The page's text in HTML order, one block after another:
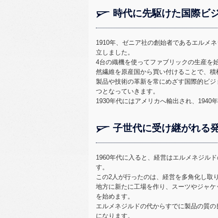
時代に先駆けた国際ビ
1910年、ゼニア社の創始者であるエルメ
立しました。
4台の織機を使ってファブリックの生産を
然繊維を原産国から買い付けることで、
製品や技術の革新を常にめざす国際的ビ
つとなっていきます。
1930年代にはアメリカへ輸出され、1940
子世代に受け継がれる
1960年代に入ると、経営はエルメネジル
す。
この2人が行ったのは、経営を多角化し取
地方に新たに工場を作り、スーツやジャ
を始めます。
エルメネジルドの代からすでに製品の質
になります。